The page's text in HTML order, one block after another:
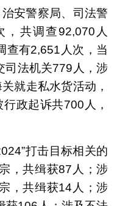
安警察局、司法警
共调查92,070人
查有2,651人次，当
司法机关779人，涉
就走私水货活动，
政起诉共700人，
打击目标相关的
，共缉获87人；涉
，共缉获14人；涉